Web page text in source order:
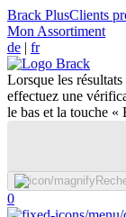
Brack PlusClients
Mon Assortiment
de | fr
Lorsque les
effectuez une
le bas et la touche «
0